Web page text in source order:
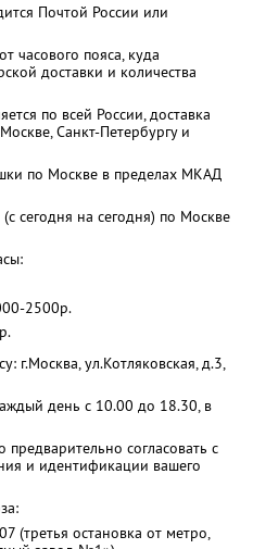
Почтой России или
часового пояса, куда
доставки и количества
по всей России, доставка
Санкт-Петербургу и
по Москве в пределах МКАД
сегодня на сегодня) по Москве
2500р.
г.Москва, ул.Котляковская, д.3,
день с 10.00 до 18.30, в
согласовать с
и идентификации вашего
(третья остановка от метро,